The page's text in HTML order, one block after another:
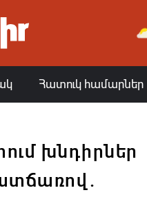
Հատուկ համարներ
խնդիրներ